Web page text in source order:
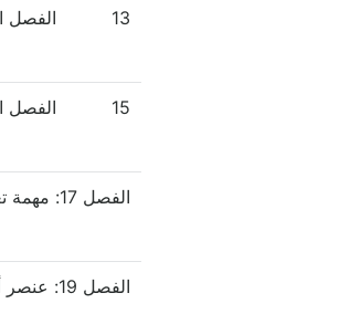
13
15
الفصل 17: مهمة تغيير الفئة! الملاذ الهاوي!